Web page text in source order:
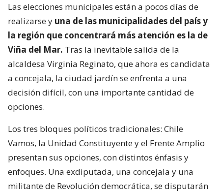
Las elecciones municipales están a pocos días de
realizarse y una de las municipalidades del país y
la región que concentrará más atención es la de
Viña del Mar. Tras la inevitable salida de la
alcaldesa Virginia Reginato, que ahora es candidata
a concejala, la ciudad jardín se enfrenta a una
decisión difícil, con una importante cantidad de
opciones.
Los tres bloques políticos tradicionales: Chile
Vamos, la Unidad Constituyente y el Frente Amplio
presentan sus opciones, con distintos énfasis y
enfoques. Una exdiputada, una concejala y una
militante de Revolución democrática, se disputarán